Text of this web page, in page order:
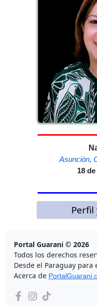
Asunción,
18
Perfil
Portal Guarani © 2026
Todos los derechos
Desde el Paraguay para
Acerca de